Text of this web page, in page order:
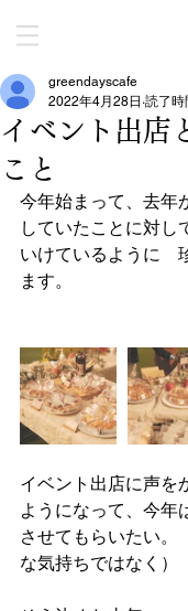
イベント出店
こと
greendayscafe
2022年4月28日 読了時
今年始まって、去年
していたことに対し
いけているように　
ます。
イベント出店に声を
ようになって、今年
させてもらいたい。
な気持ちではなく）